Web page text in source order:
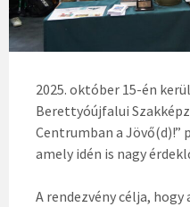
2025. október 15-én
Berettyóújfalui
Centrumban a
amely idén is nagy
A rendezvény célja,